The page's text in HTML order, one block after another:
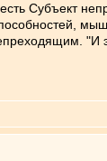
Субъект